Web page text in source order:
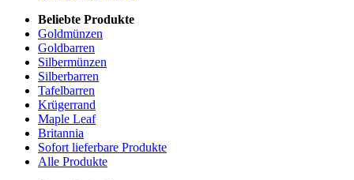
Beliebte Produkte
Goldmünzen
Goldbarren
Silbermünzen
Silberbarren
Tafelbarren
Krügerrand
Maple Leaf
Britannia
Sofort lieferbare Produkte
Alle Produkte